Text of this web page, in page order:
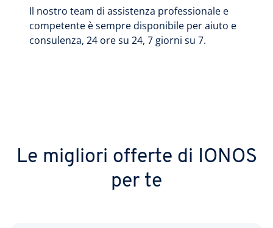
Il nostro team di assistenza professionale e
competente è sempre disponibile per aiuto e
consulenza, 24 ore su 24, 7 giorni su 7.
Le migliori offerte di IONOS
per te